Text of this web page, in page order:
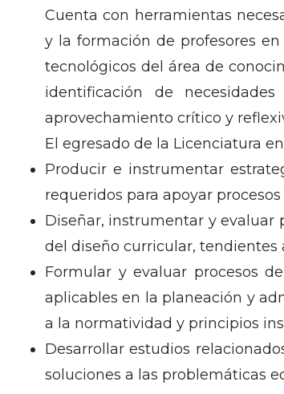
Cuenta con herramientas
y la formación de profesores
tecnológicos del área de
identificación de
aprovechamiento crítico y
El egresado de la Licenciatura
Producir e instrumentar
requeridos para apoyar
Diseñar, instrumentar y evaluar
del diseño curricular, tendientes
Formular y evaluar procesos
aplicables en la planeación y
a la normatividad y principios
Desarrollar estudios
soluciones a las problemáticas